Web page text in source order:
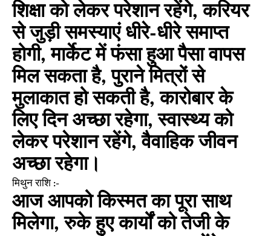
शिक्षा को लेकर परेशान रहेंगे, करियर
से जुड़ी समस्याएं धीरे-धीरे समाप्त
होगी, मार्केट में फंसा हुआ पैसा वापस
मिल सकता है, पुराने मित्रों से
मुलाकात हो सकती है, कारोबार के
लिए दिन अच्छा रहेगा, स्वास्थ्य को
लेकर परेशान रहेंगे, वैवाहिक जीवन
अच्छा रहेगा।
मिथुन राशि :-
आज आपको किस्मत का पूरा साथ
मिलेगा, रुके हुए कार्यों को तेजी के